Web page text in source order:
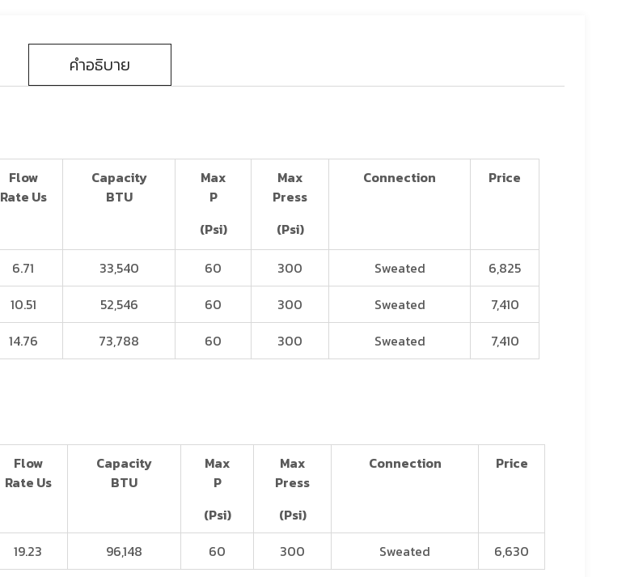
คำอธิบาย
Flow
Rate Us
Capacity
BTU
Max
P
(Psi)
Max
Press
(Psi)
Connection Price
6.71 33,540 60 300 Sweated
6,825
10.51 52,546 60 300 Sweated
7,410
14.76 73,788 60 300 Sweated 7,410
Flow
Rate Us
Capacity
BTU
Max
P
(Psi)
Max
Press
(Psi)
Connection Price
19.23 96,148 60 300 Sweated 6,630